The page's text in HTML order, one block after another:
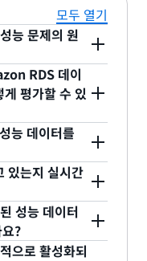
모두 열기
능 문제의 원
Console
있는 데이터베이
타납니다. 이 그래
애플리케이션이
소스 유형을 빠르
보관 기간 내 원
다. 로드가 많은
기여도에 따라 정
니다.
RDS 데이
평가할 수 있
턴스에서 연결된
합니다. 세션이
고 있는 경우,
시간, 작업 유형
및 기타 여러 가지
남에 따라 샘플링
능 데이터를
Amazon RDS
통해 성능 데이터
데이터베이스 내
을 통해 데이터
있는지 실시간
에서는 1시간
를 표시합니다. 이
성능 데이터
?
로 활성화되